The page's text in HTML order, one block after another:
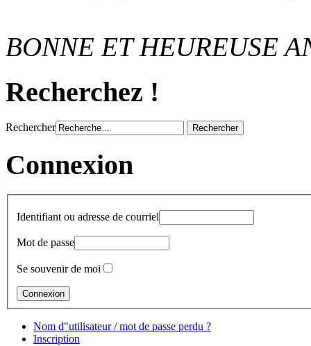
BONNE ET HEUREUSE
Recherchez !
Rechercher
Connexion
Identifiant ou adresse de courriel
Mot de passe
Se souvenir de moi
Nom d"utilisateur / mot de passe perdu ?
Inscription